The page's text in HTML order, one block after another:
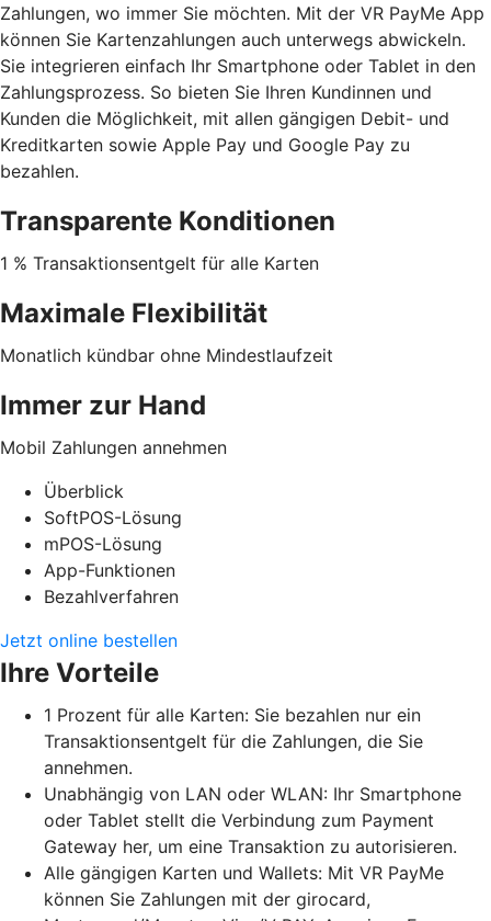
Zahlungen, wo immer Sie möchten. Mit der VR PayMe App
können Sie Kartenzahlungen auch unterwegs abwickeln.
Sie integrieren einfach Ihr Smartphone oder Tablet in den
Zahlungsprozess. So bieten Sie Ihren Kundinnen und
Kunden die Möglichkeit, mit allen gängigen Debit- und
Kreditkarten sowie Apple Pay und Google Pay zu
bezahlen.
Transparente Konditionen
1 % Transaktionsentgelt für alle Karten
Maximale Flexibilität
Monatlich kündbar ohne Mindestlaufzeit
Immer zur Hand
Mobil Zahlungen annehmen
Überblick
SoftPOS-Lösung
mPOS-Lösung
App-Funktionen
Bezahlverfahren
Jetzt online bestellen
Ihre Vorteile
1 Prozent für alle Karten: Sie bezahlen nur ein
Transaktionsentgelt für die Zahlungen, die Sie
annehmen.
Unabhängig von LAN oder WLAN: Ihr Smartphone
oder Tablet stellt die Verbindung zum Payment
Gateway her, um eine Transaktion zu autorisieren.
Alle gängigen Karten und Wallets: Mit VR PayMe
können Sie Zahlungen mit der girocard,